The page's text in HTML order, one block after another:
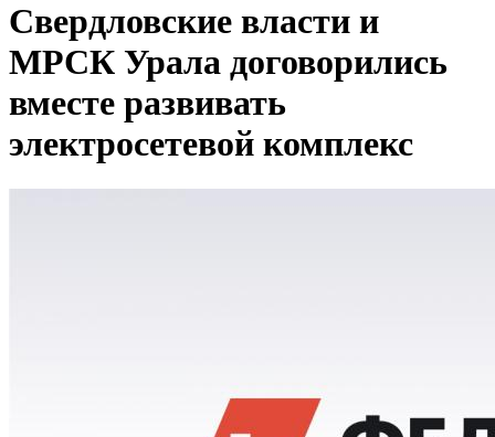
Свердловские власти и
МРСК Урала договорились
вместе развивать
электросетевой комплекс